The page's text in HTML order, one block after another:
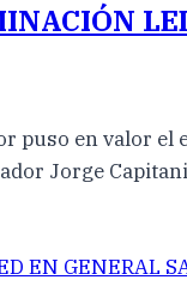
puso en valor
Jorge
EN GENERAL